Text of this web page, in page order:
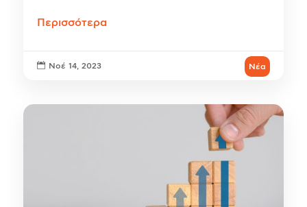
Νέα
Περισσότερα
 Νοέ 14, 2023